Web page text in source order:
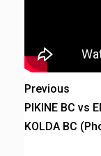
Previous
PIKINE BC vs
KOLDA BC